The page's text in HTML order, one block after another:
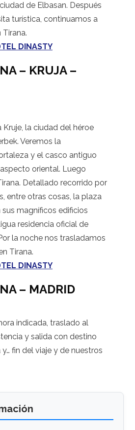
de Elbasan. Después
turística, continuamos a
DINASTY
– KRUJA –
la ciudad del héroe
Veremos la
y el casco antiguo
oriental. Luego
Detallado recorrido por
entre otras cosas, la plaza
magníficos edificios
residencia oficial de
la noche nos trasladamos
Tirana.
DINASTY
– MADRID
indicada, traslado al
y salida con destino
fin del viaje y de nuestros